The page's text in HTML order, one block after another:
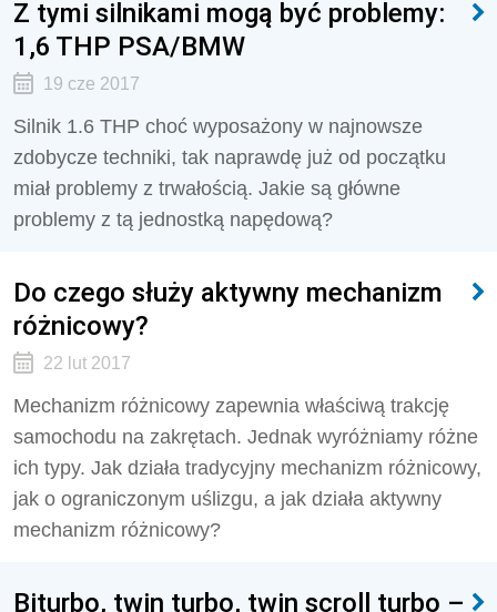
Z tymi silnikami mogą być problemy:
1,6 THP PSA/BMW
19 cze 2017
Silnik 1.6 THP choć wyposażony w najnowsze
zdobycze techniki, tak naprawdę już od początku
miał problemy z trwałością. Jakie są główne
problemy z tą jednostką napędową?
Do czego służy aktywny mechanizm
różnicowy?
22 lut 2017
Mechanizm różnicowy zapewnia właściwą trakcję
samochodu na zakrętach. Jednak wyróżniamy różne
ich typy. Jak działa tradycyjny mechanizm różnicowy,
jak o ograniczonym uślizgu, a jak działa aktywny
mechanizm różnicowy?
Biturbo, twin turbo, twin scroll turbo –